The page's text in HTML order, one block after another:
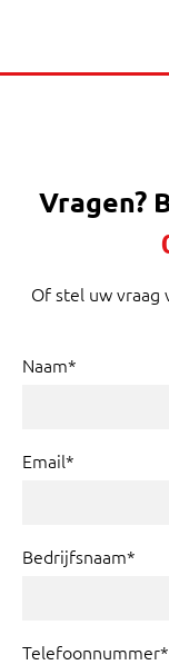
Vragen?
Of stel uw vraag
Naam*
Email*
Bedrijfsnaam*
Telefoonnummer*